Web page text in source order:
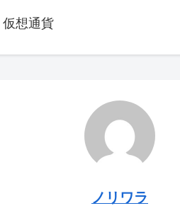
仮想通貨
ノリワラ